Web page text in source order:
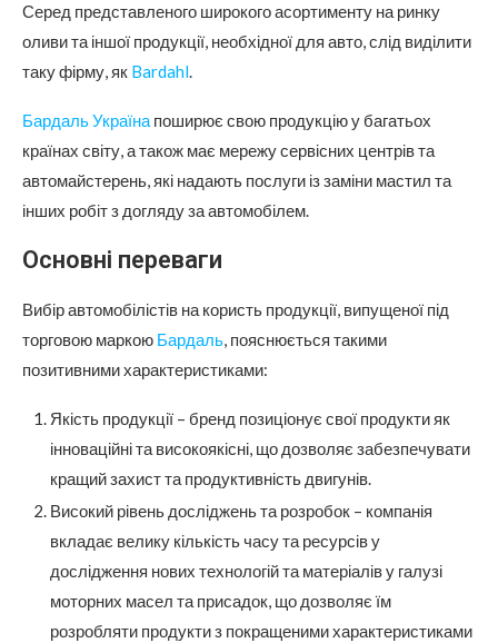
Серед представленого широкого асортименту на ринку
оливи та іншої продукції, необхідної для авто, слід виділити
таку фірму, як Bardahl.
Бардаль Україна поширює свою продукцію у багатьох
країнах світу, а також має мережу сервісних центрів та
автомайстерень, які надають послуги із заміни мастил та
інших робіт з догляду за автомобілем.
Основні переваги
Вибір автомобілістів на користь продукції, випущеної під
торговою маркою Бардаль, пояснюється такими
позитивними характеристиками:
Якість продукції – бренд позиціонує свої продукти як
інноваційні та високоякісні, що дозволяє забезпечувати
кращий захист та продуктивність двигунів.
Високий рівень досліджень та розробок – компанія
вкладає велику кількість часу та ресурсів у
дослідження нових технологій та матеріалів у галузі
моторних масел та присадок, що дозволяє їм
розробляти продукти з покращеними характеристиками